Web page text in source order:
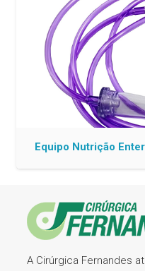
Equipo Nutrição
A Cirúrgica Fernandes